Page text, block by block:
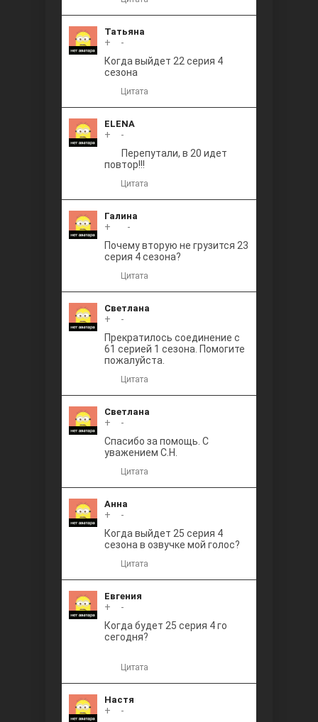
Татьяна
+
-
Когда выйдет 22 серия 4
сезона
Цитата
ELENA
+
-
Перепутали, в 20 идет
повтор!!!
Цитата
Галина
+
-
Почему вторую не грузится 23
серия 4 сезона?
Цитата
Светлана
+
-
Прекратилось соединение с
61 серией 1 сезона. Помогите
пожалуйста.
Цитата
Светлана
+
-
Спасибо за помощь. С
уважением С.Н.
Цитата
Анна
+
-
Когда выйдет 25 серия 4
сезона в озвучке мой голос?
Цитата
Евгения
+
-
Когда будет 25 серия 4 го
сегодня?
Цитата
Настя
+
-